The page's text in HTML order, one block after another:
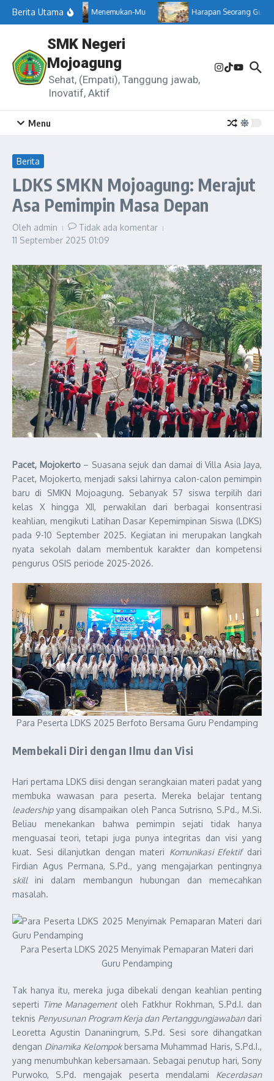
Berita Utama Menemukan-Mu Harapan Seorang Guru
SMK Negeri
Mojoagung
Sehat, (Empati), Tanggung jawab,
Inovatif, Aktif
Menu
Berita
LDKS SMKN Mojoagung: Merajut
Asa Pemimpin Masa Depan
Oleh admin
Tidak ada komentar
11 September 2025 01:09
Pacet, Mojokerto– Suasana sejuk dan damai di Villa Asia Jaya,
Pacet, Mojokerto, menjadi saksi lahirnya calon-calon pemimpin
baru di SMKN Mojoagung. Sebanyak 57 siswa terpilih dari
kelas X hingga XII, perwakilan dari berbagai konsentrasi
keahlian, mengikuti Latihan Dasar Kepemimpinan Siswa (LDKS)
pada 9-10 September 2025. Kegiatan ini merupakan langkah
nyata sekolah dalam membentuk karakter dan kompetensi
pengurus OSIS periode 2025-2026.
Para Peserta LDKS 2025 Berfoto Bersama Guru Pendamping
Membekali Diri dengan Ilmu dan Visi
Hari pertama LDKS diisi dengan serangkaian materi padat yang
membuka wawasan para peserta. Mereka belajar tentang
leadershipyang disampaikan oleh Panca Sutrisno, S.Pd., M.Si.
Beliau menekankan bahwa pemimpin sejati tidak hanya
menguasai teori, tetapi juga punya integritas dan visi yang
kuat. Sesi dilanjutkan dengan materi Komunikasi Efektifdari
Firdian Agus Permana, S.Pd., yang mengajarkan pentingnya
skillini dalam membangun hubungan dan memecahkan
masalah.
Para Peserta LDKS 2025 Menyimak Pemaparan Materi dari
Guru Pendamping
Tak hanya itu, mereka juga dibekali dengan keahlian penting
seperti Time Managementoleh Fatkhur Rokhman, S.Pd.I. dan
teknis Penyusunan Program Kerja dan Pertanggungjawabandari
Leoretta Agustin Dananingrum, S.Pd. Sesi sore dihangatkan
dengan Dinamika Kelompokbersama Muhammad Haris, S.Pd.I.,
yang menumbuhkan kebersamaan. Sebagai penutup hari, Sony
Purwoko, S.Pd. mengajak peserta mendalami Kecerdasan